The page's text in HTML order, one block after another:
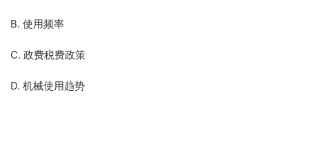
B. 使用频率
C. 政费税费政策
D. 机械使用趋势